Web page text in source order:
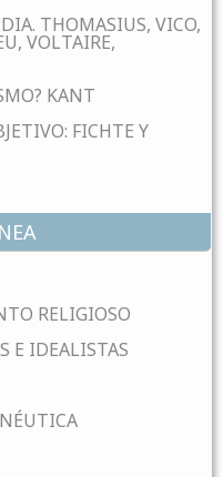
THOMASIUS, VICO,
VOLTAIRE,
KANT
FICHTE Y
RELIGIOSO
E IDEALISTAS